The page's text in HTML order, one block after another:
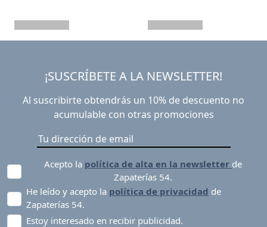
¡SUSCRÍBETE A LA NEWSLETTER!
Al suscribirte obtendrás un 10% de descuento no
acumulable con otras promociones
Acepto la política de alta en la newsletter de
Zapaterías 54.
He leído y acepto la política de privacidad de
Zapaterías 54.
Estoy interesado en recibir publicidad.